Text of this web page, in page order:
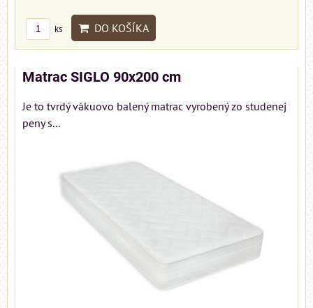
ks DO KOŠÍKA
Matrac SIGLO 90x200 cm
Je to tvrdý vákuovo balený matrac vyrobený zo studenej
peny s...